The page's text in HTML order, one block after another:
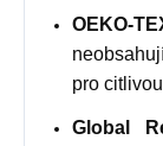
OEKO-
pro
Global